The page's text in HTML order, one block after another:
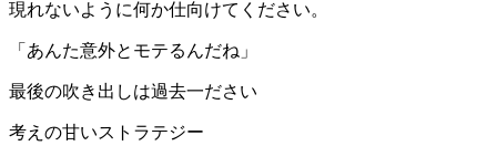
現れないように何か仕向けてください。
「あんた意外とモテるんだね」
最後の吹き出しは過去一ださい
考えの甘いストラテジー